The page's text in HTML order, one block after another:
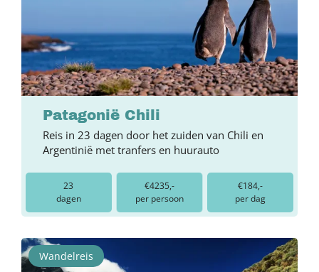
Patagonië Chili
Reis in 23 dagen door het zuiden van Chili en
Argentinië met tranfers en huurauto
23
dagen
€4235,-
per persoon
€184,-
per dag
Wandelreis